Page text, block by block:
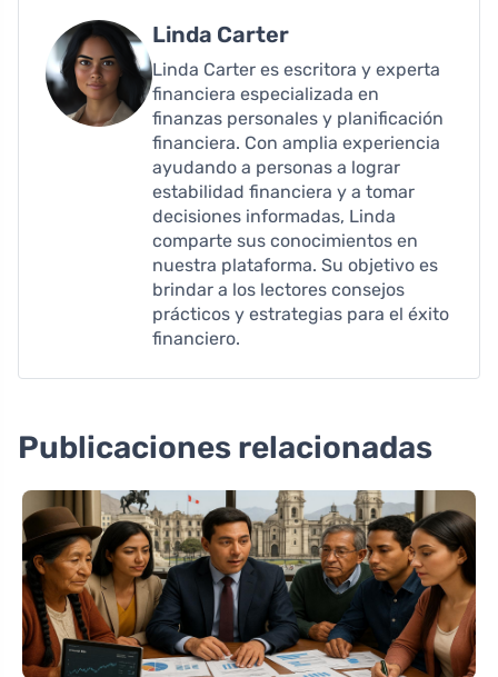
Linda Carter
Linda Carter es escritora y experta
financiera especializada en
finanzas personales y planificación
financiera. Con amplia experiencia
ayudando a personas a lograr
estabilidad financiera y a tomar
decisiones informadas, Linda
comparte sus conocimientos en
nuestra plataforma. Su objetivo es
brindar a los lectores consejos
prácticos y estrategias para el éxito
financiero.
Publicaciones relacionadas